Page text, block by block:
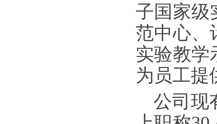
子国家级
范中心、
实验教学
为员工提
公司现